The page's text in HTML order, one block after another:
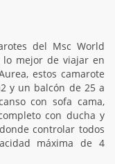
del Msc World
lo mejor de viajar en
estos camarote
y un balcón de 25 a
con sofa cama,
con ducha y
controlar todos
máxima de 4